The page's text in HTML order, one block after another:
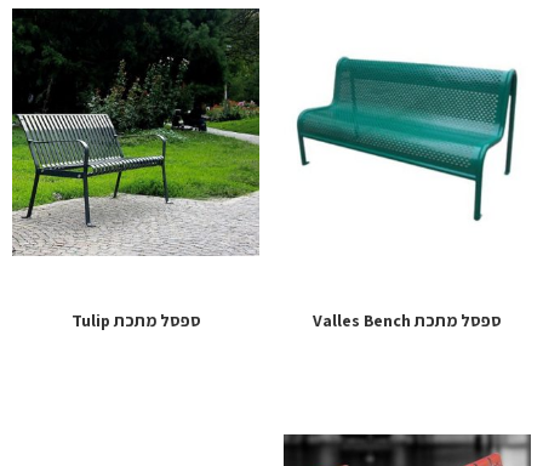
ספסל מתכת Valles Bench ספסל מתכת Tulip